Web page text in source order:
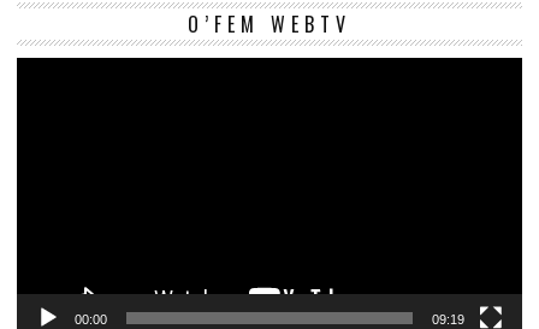
O’FEM WEBTV
00:00 09:19